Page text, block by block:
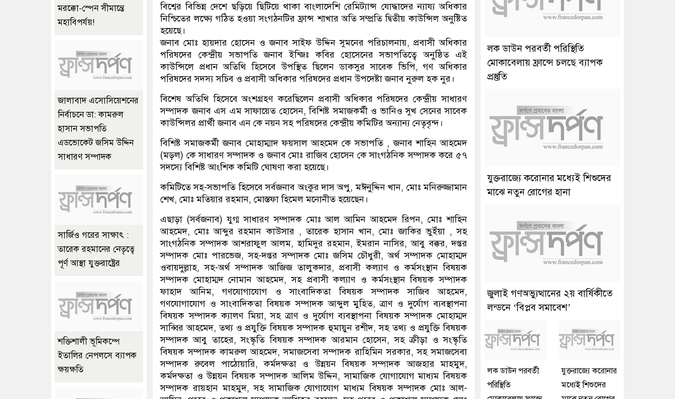
বিশ্বের বিভিন্ন দেশে ছড়িয়ে ছিটিয়ে থাকা বাংলাদেশি রেমিট্যান্স যোদ্ধাদের ন্যায্য অধিকার
নিশ্চিতের লক্ষ্যে গঠিত হওয়া সংগঠনটির ফ্রান্স শাখার অতি সম্প্রতি দ্বিতীয় কাউন্সিল অনুষ্টিত
হয়েছে।
জনাব মোঃ হায়দার হোসেন ও জনাব সাইফ উদ্দিন সুমনের পরিচালনায়, প্রবাসী অধিকার
পরিষদের কেন্দ্রীয় সভাপতি জনাব ইন্জিঃ কবির হোসেনের সভাপতিত্বে অনুষ্ঠিত এই
কাউন্সিলে প্রধান অতিথি হিসেবে উপস্থিত ছিলেন ডাকসুর সাবেক ভিপি, গণ অধিকার
পরিষদের সদস্য সচিব ও প্রবাসী অধিকার পরিষদের প্রধান উপদেষ্টা জনাব নুরুল হক নুর।
বিশেষ অতিথি হিসেবে অংশগ্রহণ করেছিলেন প্রবাসী অধিকার পরিষদের কেন্দ্রীয় সাধারণ
সম্পাদক জনাব এস এম সাফায়েত হোসেন, বিশিষ্ট সমাজকর্মী ও ভানিও সুখ সেনের সাবেক
কাউন্সিলর প্রার্থী জনাব এন কে নয়ন সহ পরিষদের কেন্দ্রীয় কমিটির অন্যান্য নেতৃবৃন্দ।
বিশিষ্ট সমাজকর্মী জনাব মোহাম্মাদ ফয়সাল আহমেদ কে সভাপতি , জনাব শাহিন আহমেদ
(মড়ল) কে সাধারণ সম্পাদক ও জনাব মোঃ রাজিব হোসেন কে সাংগঠনিক সম্পাদক করে ৫৭
সদস্যে বিশিষ্ট আংশিক কমিটি ঘোষণা করা হয়েছে।
কমিটিতে সহ-সভাপতি হিসেবে সর্বজনাব অংকুর দাস অপু, মঈনুদ্দিন খান, মোঃ মনিরুজ্জামান
শেখ, মোঃ মতিয়ার রহমান, মোস্তফা হিমেল মনোনীত হয়েছেন।
এছাড়া (সর্বজনাব) যুগ্ম সাধারণ সম্পাদক মোঃ আল আমিন আহমেদ রিপন, মোঃ শাহিন
আহমেদ, মোঃ আব্দুর রহমান কাউসার , তারেক হাসান খান, মোঃ জাকির ভুইঁয়া , সহ
সাংগঠনিক সম্পাদক আশরাফুল আলম, হামিদুর রহমান, ইমরান নাসির, আবু বক্কর, দপ্তর
সম্পাদক মোঃ পারভেজ, সহ-দপ্তর সম্পাদক মোঃ জসিম চৌধুরী, অর্থ সম্পাদক মোহাম্মদ
ওবায়দুল্লাহ, সহ-অর্থ সম্পাদক আজিজ তালুকদার, প্রবাসী কল্যাণ ও কর্মসংস্থান বিষয়ক
সম্পাদক মোহাম্মদ নোমান আহমেদ, সহ প্রবাসী কল্যাণ ও কর্মসংস্থান বিষয়ক সম্পাদক
ফাহাদ আনিম, গণযোগাযোগ ও সাংবাদিকতা বিষয়ক সম্পাদক সাজিব আহমেদ,
গণযোগাযোগ ও সাংবাদিকতা বিষয়ক সম্পাদক আব্দুল মুহিত, ত্রাণ ও দুর্যোগ ব্যবস্থাপনা
বিষয়ক সম্পাদক ক্যালণ মিয়া, সহ ত্রাণ ও দুর্যোগ ব্যবস্থাপনা বিষয়ক সম্পাদক মোহাম্মদ
সাব্বির আহমেদ, তথ্য ও প্রযুক্তি বিষয়ক সম্পাদক হুমায়ুন রশীদ, সহ তথ্য ও প্রযুক্তি বিষয়ক
সম্পাদক আবু তাহের, সংস্কৃতি বিষয়ক সম্পাদক আরমান হোসেন, সহ ক্রীড়া ও সংস্কৃতি
বিষয়ক সম্পাদক কামরুল আহমেদ, সমাজসেবা সম্পাদক রাহিমিন সরকার, সহ সমাজসেবা
সম্পাদক রুবেল পাঠোয়ারি, কর্মদক্ষতা ও উন্নয়ন বিষয়ক সম্পাদক আজহার মাহমুদ,
কর্মদক্ষতা ও উন্নয়ন বিষয়ক সম্পাদক আলিম উদ্দিন, সামাজিক যোগাযোগ মাধ্যম বিষয়ক
সম্পাদক রায়হান মাহমুদ, সহ সামাজিক যোগাযোগ মাধ্যম বিষয়ক সম্পাদক মোঃ আল-
মরক্কো-স্পেন সীমান্তে
মহাবিপর্যয়!
জালাবাদ এসোসিয়েশনের
নির্বাচনে ডা: কামরুল
হাসান সভাপতি
এডভোকেট জসিম উদ্দিন
সাধারণ সম্পাদক
সার্জিও গরের সাক্ষাৎ :
তারেক রহমানের নেতৃত্বে
পূর্ণ আস্থা যুক্তরাষ্ট্রের
শক্তিশালী ভূমিকম্পে
ইতালির নেপলসে ব্যাপক
ক্ষয়ক্ষতি
লক ডাউন পরবর্তী পরিস্থিতি
মোকাবেলায় ফ্রান্সে চলছে ব্যাপক
প্রস্তুতি
যুক্তরাজ্যে করোনার মধ্যেই শিশুদের
মাঝে নতুন রোগের হানা
জুলাই গণঅভ্যুত্থানের ২য় বার্ষিকীতে
লন্ডনে ‘বিপ্লব সমাবেশ’
লক ডাউন পরবর্তী
পরিস্থিতি
যুক্তরাজ্যে করোনার
মধ্যেই শিশুদের